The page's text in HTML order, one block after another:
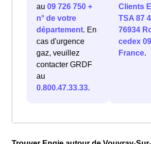
au 09 726 750 +
n° de votre
département. En
cas d'urgence
gaz, veuillez
contacter GRDF
au
0.800.47.33.33.
Clients
TSA 87
76934
cedex
France.